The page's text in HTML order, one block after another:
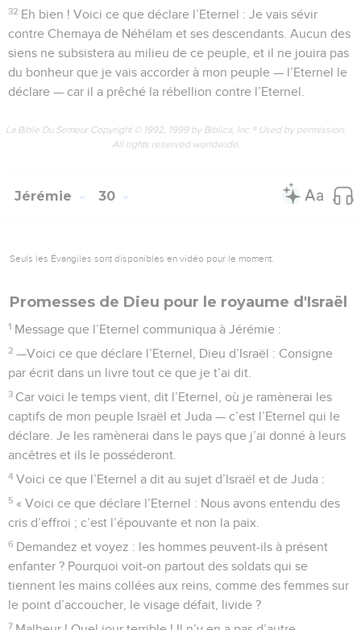
32 Eh bien ! Voici ce que déclare l’Eternel : Je vais sévir
contre Chemaya de Néhélam et ses descendants. Aucun des
siens ne subsistera au milieu de ce peuple, et il ne jouira pas
du bonheur que je vais accorder à mon peuple — l’Eternel le
déclare — car il a prêché la rébellion contre l’Eternel.
La Bible Du Semeur Copyright © 1992, 1999 by Biblica, Inc.® Used by permission.
All rights reserved worldwide.
Jérémie 30
Seuls les Évangiles sont disponibles en vidéo pour le moment.
Promesses de Dieu pour le royaume d'Israël
1 Message que l’Eternel communiqua à Jérémie :
2 —Voici ce que déclare l’Eternel, Dieu d’Israël : Consigne
par écrit dans un livre tout ce que je t’ai dit.
3 Car voici le temps vient, dit l’Eternel, où je ramènerai les
captifs de mon peuple Israël et Juda — c’est l’Eternel qui le
déclare. Je les ramènerai dans le pays que j’ai donné à leurs
ancêtres et ils le posséderont.
4 Voici ce que l’Eternel a dit au sujet d’Israël et de Juda :
5 « Voici ce que déclare l’Eternel : Nous avons entendu des
cris d’effroi ; c’est l’épouvante et non la paix.
6 Demandez et voyez : les hommes peuvent-ils à présent
enfanter ? Pourquoi voit-on partout des soldats qui se
tiennent les mains collées aux reins, comme des femmes sur
le point d’accoucher, le visage défait, livide ?
7